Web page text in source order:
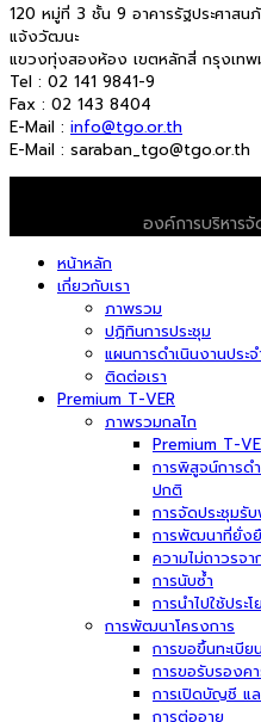
120 หมู่ที่ 3 ชั้น 9 อาคารรัฐประศาสน
แจ้งวัฒนะ
แขวงทุ่งสองห้อง เขตหลักสี่ กรุงเทพ
Tel : 02 141 9841-9
Fax : 02 143 8404
E-Mail : info@tgo.or.th
E-Mail : saraban_tgo@tgo.or.th
องค์การบริหาร
หน้าหลัก
เกี่ยวกับเรา
ภาพรวม
ปฏิทินการประชุม
แผนการดำเนินงานประจ
ติดต่อเรา
Premium T-VER
ภาพรวมกลไก
Premium T-
การพิสูจน์การด
ปกติ
การจัดประชุมรั
การพัฒนาที่ยั่งยื
ความไม่ถาวรจา
การนับซ้ำ
การนำไปใช้ประ
การพัฒนาโครงการ
การขอขึ้นทะเบียน
การขอรับรองค
การเปิดบัญชี แล
การต่ออายุ